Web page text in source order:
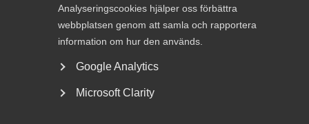
Analyseringscookies hjälper oss förbättra
webbplatsen genom att samla och rapportera
information om hur den används.
Google Analytics
Microsoft Clarity
Rådgivning, hjälp och